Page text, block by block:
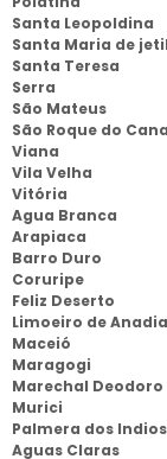
Santa Leopoldina
Santa Maria de
Santa Teresa
Serra
São Mateus
São Roque do
Viana
Vila Velha
Vitória
Agua Branca
Arapiaca
Barro Duro
Coruripe
Feliz Deserto
Limoeiro de Anadia
Maceió
Maragogi
Marechal Deodoro
Murici
Palmera dos Indios
Aguas Claras